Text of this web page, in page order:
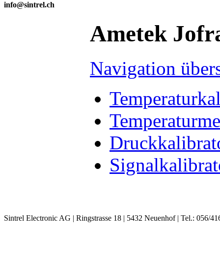
info@sintrel.ch
Ametek
Navigation
Sintrel Electronic AG | Ringstrasse 18 | 5432 Neuenhof | Tel.: 056/